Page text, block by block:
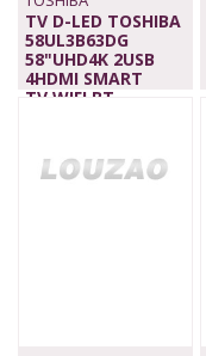
TV D-LED TOSHIBA
58UL3B63DG
58"UHD4K 2USB
4HDMI SMART
TV,WIFI,BT